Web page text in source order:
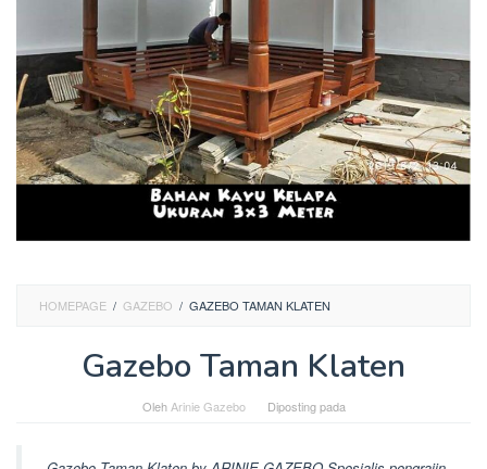
HOMEPAGE / GAZEBO / GAZEBO TAMAN KLATEN
Gazebo Taman Klaten
Oleh Arinie Gazebo Diposting pada